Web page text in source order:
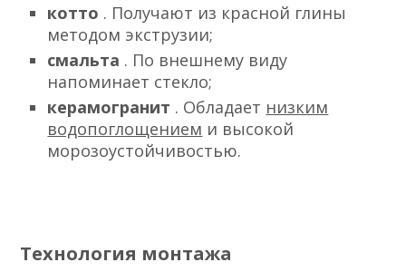
котто . Получают из красной глины
методом экструзии;
смальта . По внешнему виду
напоминает стекло;
керамогранит . Обладает низким
водопоглощением и высокой
морозоустойчивостью.
Технология монтажа